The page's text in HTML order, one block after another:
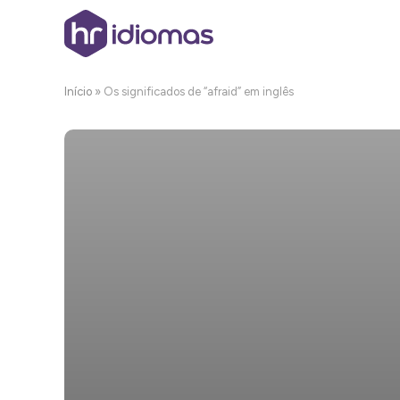
Início » Os significados de “afraid” em inglês